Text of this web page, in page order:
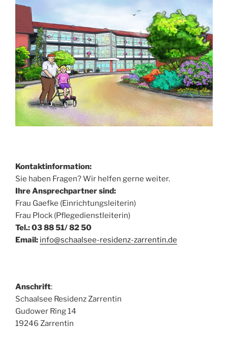
Kontaktinformation:
Sie haben Fragen? Wir helfen gerne weiter.
Ihre Ansprechpartner sind:
Frau Gaefke (Einrichtungsleiterin)
Frau Plock (Pflegedienstleiterin)
Tel.: 03 88 51/ 82 50
Email: info@schaalsee-residenz-zarrentin.de
Anschrift:
Schaalsee Residenz Zarrentin
Gudower Ring 14
19246 Zarrentin